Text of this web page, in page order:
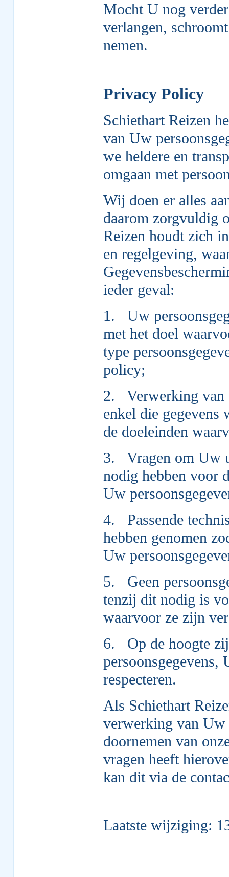
Mocht U nog
verlangen,
nemen.
Privacy Policy
Schiethart Reizen
van Uw
we heldere en
omgaan met
Wij doen er alles
daarom zorgvuldig
Reizen houdt zich
en regelgeving,
ieder geval:
1. Uw
met het doel
type
policy;
2. Verwerking van
enkel die
de doeleinden
3. Vragen om Uw
nodig hebben voor
Uw
4. Passende
hebben genomen
Uw
5. Geen
tenzij dit nodig is
waarvoor ze zijn
6. Op de hoogte
respecteren.
Als Schiethart
verwerking van Uw
doornemen van
vragen heeft
kan dit via de
Laatste wijziging: